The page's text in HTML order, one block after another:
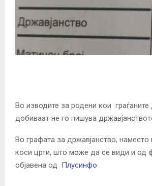
Во изводите за родени кои граѓаните
добиваат не го пишува
Во графата за државјанство, наместо
коси црти, што може да се види и од
објавена од
Плусинфо